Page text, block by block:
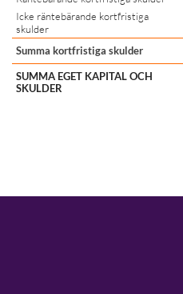
Icke räntebärande kortfristiga
skulder
Summa kortfristiga skulder
SUMMA EGET KAPITAL OCH
SKULDER